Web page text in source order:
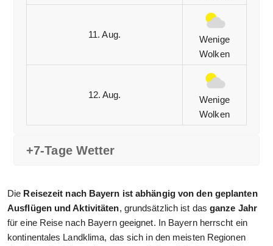
11. Aug.
Wenige
Wolken
12. Aug.
Wenige
Wolken
+7-Tage Wetter
Die Reisezeit nach Bayern ist abhängig von den geplanten
Ausflügen und Aktivitäten, grundsätzlich ist das ganze Jahr
für eine Reise nach Bayern geeignet. In Bayern herrscht ein
kontinentales Landklima, das sich in den meisten Regionen